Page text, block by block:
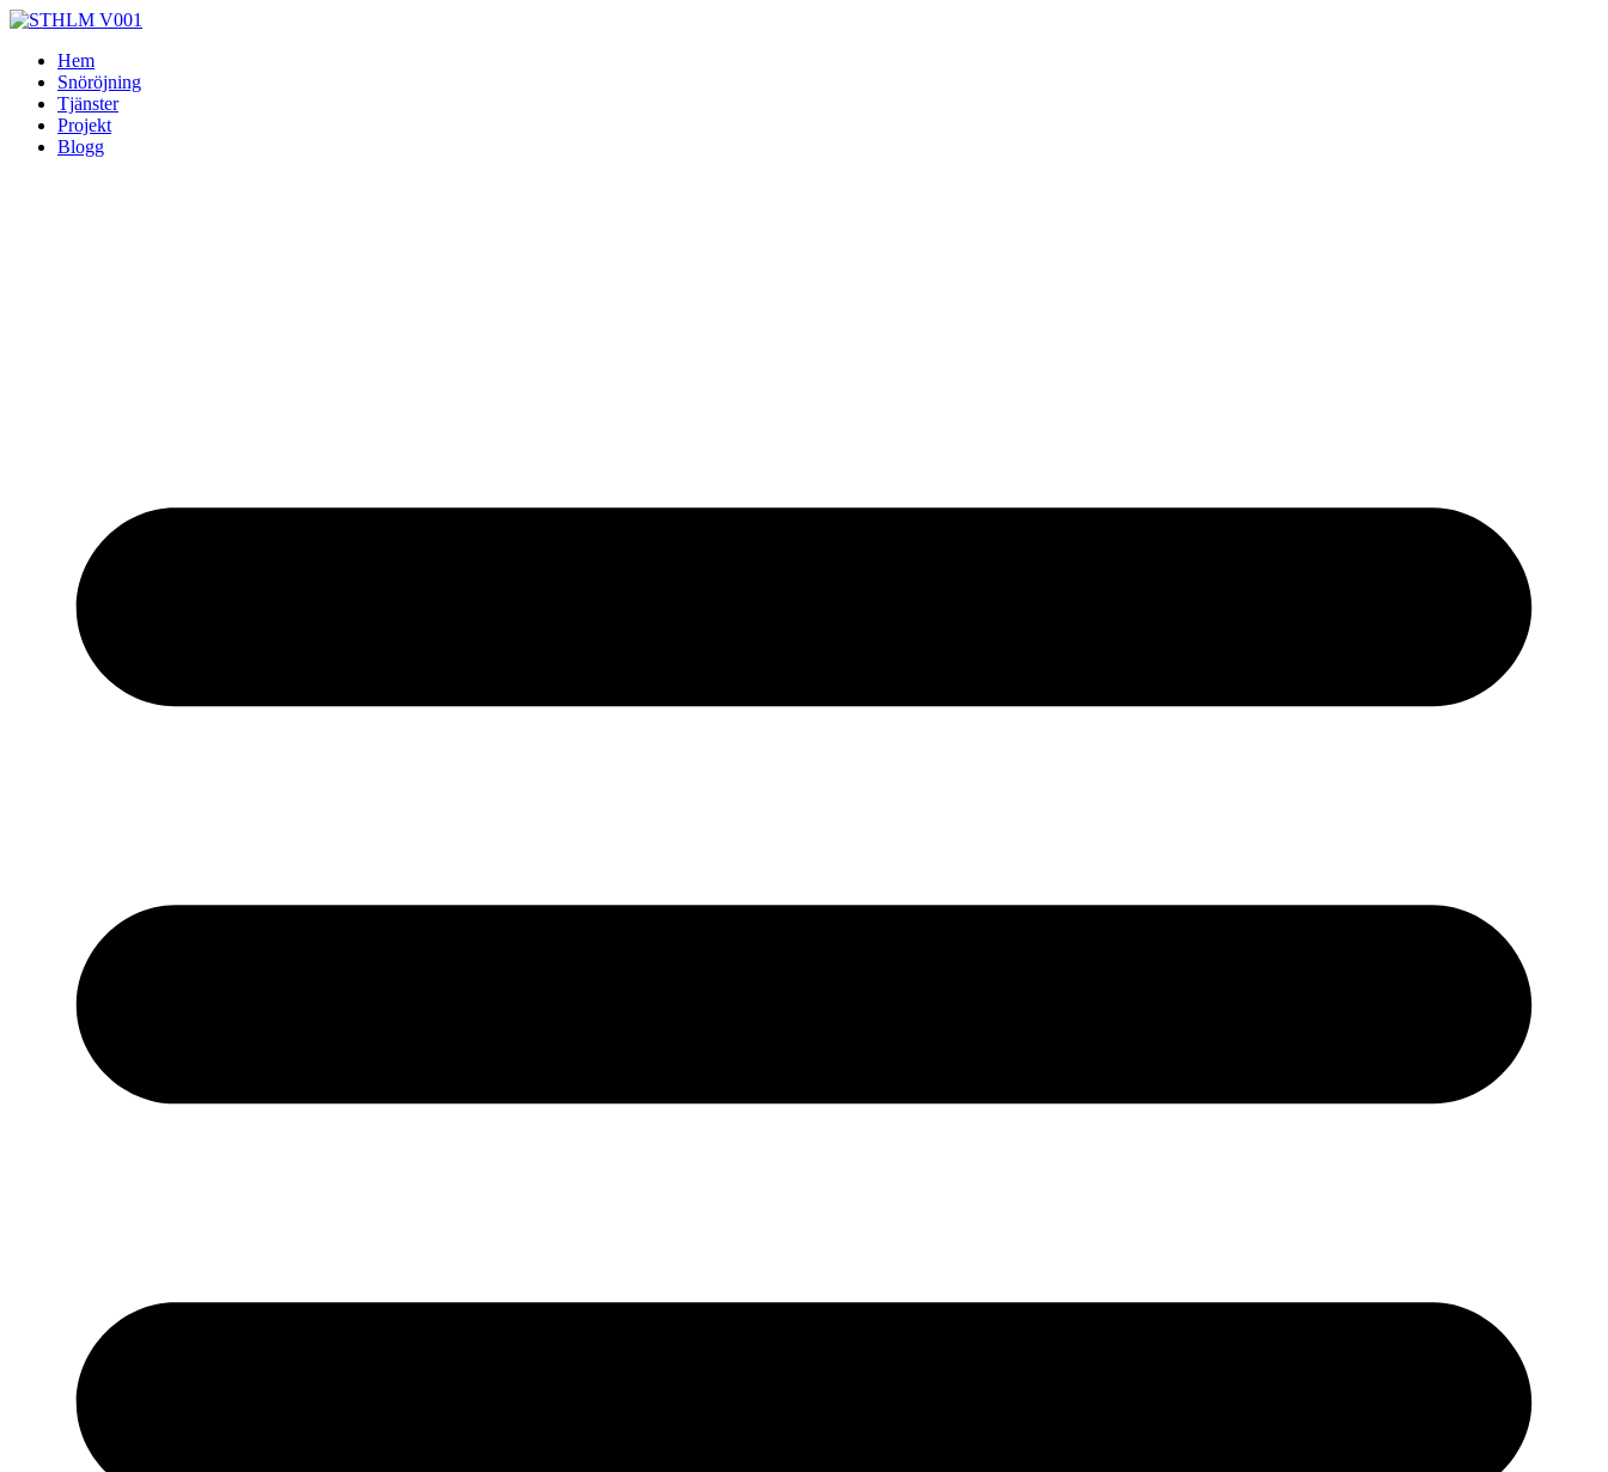
Skip
contentHem
Snöröjning
Tjänster
Projekt
Blogg